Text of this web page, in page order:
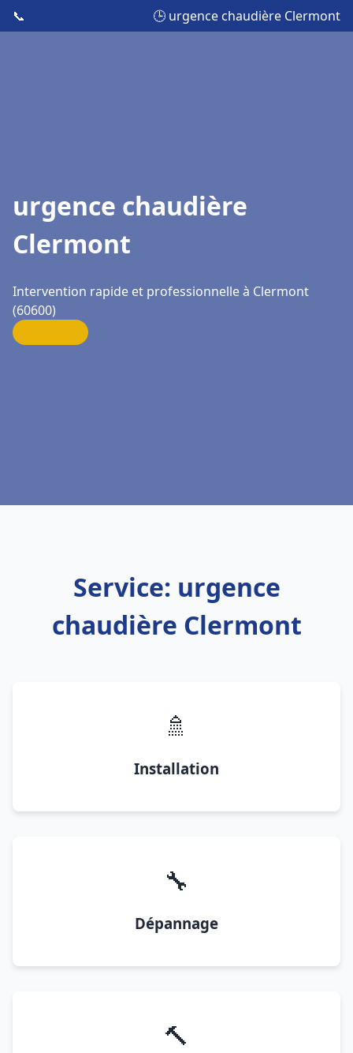
📞 🕒 urgence chaudière Clermont
urgence chaudière
Clermont
Intervention rapide et professionnelle à Clermont
(60600)
Service: urgence
chaudière Clermont
🚿
Installation
🔧
Dépannage
🔨